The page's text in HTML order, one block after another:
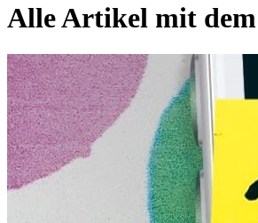
Alle Artikel mit